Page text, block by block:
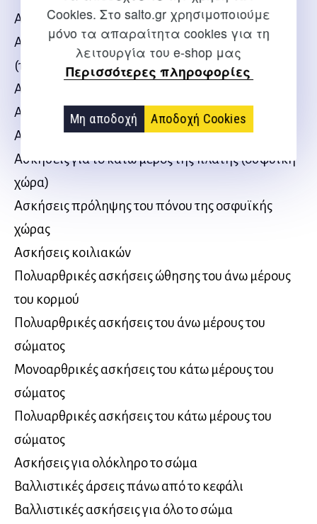
Cookies. Στο salto.gr χρησιμοποιούμε
μόνο τα απαραίτητα cookies για τη
λειτουργία του e-shop μας
Περισσότερες πληροφορίες
Μη αποδοχή Αποδοχή Cookies
Ασκήσεις για τους στροφείς μυς του ώμου
Ασκήσεις για το οπίσθιο τμήμα του βραχίονα
(τρικέφαλοι)
Ασκήσεις για τους καμπτήρες μυς του αγκώνα
Ασκήσεις στήθους
Ασκήσεις για το αντιβράχιο (πήχης)
Ασκήσεις για το κάτω μέρος της πλάτης (οσφυϊκή
χώρα)
Ασκήσεις πρόληψης του πόνου της οσφυϊκής
χώρας
Ασκήσεις κοιλιακών
Πολυαρθρικές ασκήσεις ώθησης του άνω μέρους
του κορμού
Πολυαρθρικές ασκήσεις του άνω μέρους του
σώματος
Μονοαρθρικές ασκήσεις του κάτω μέρους του
σώματος
Πολυαρθρικές ασκήσεις του κάτω μέρους του
σώματος
Ασκήσεις για ολόκληρο το σώμα
Βαλλιστικές άρσεις πάνω από το κεφάλι
Βαλλιστικές ασκήσεις για όλο το σώμα